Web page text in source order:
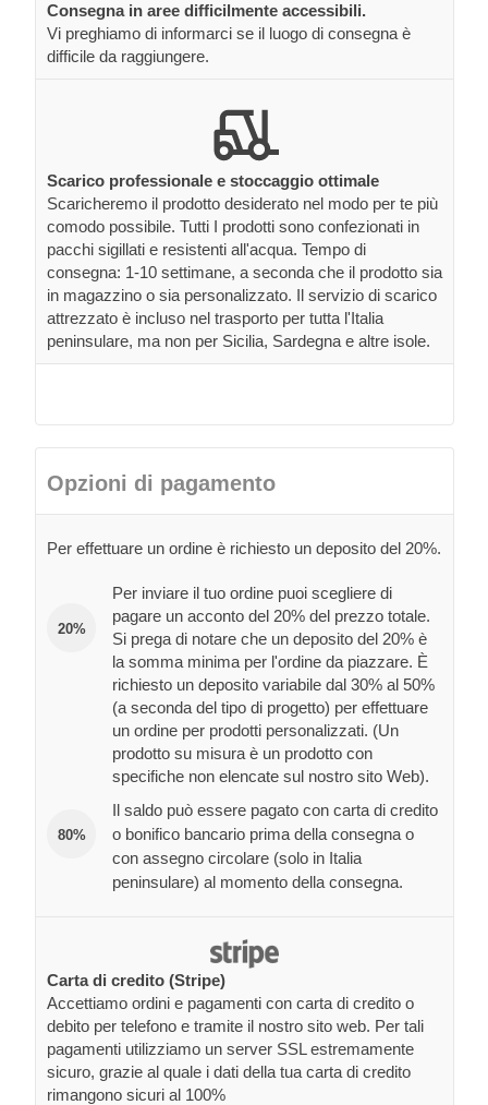
Consegna in aree difficilmente accessibili.
Vi preghiamo di informarci se il luogo di consegna è
difficile da raggiungere.
Scarico professionale e stoccaggio ottimale
Scaricheremo il prodotto desiderato nel modo per te più
comodo possibile. Tutti I prodotti sono confezionati in
pacchi sigillati e resistenti all'acqua. Tempo di
consegna: 1-10 settimane, a seconda che il prodotto sia
in magazzino o sia personalizzato. Il servizio di scarico
attrezzato è incluso nel trasporto per tutta l'Italia
peninsulare, ma non per Sicilia, Sardegna e altre isole.
Opzioni di pagamento
Per effettuare un ordine è richiesto un deposito del 20%.
20%
Per inviare il tuo ordine puoi scegliere di
pagare un acconto del 20% del prezzo totale.
Si prega di notare che un deposito del 20% è
la somma minima per l'ordine da piazzare. È
richiesto un deposito variabile dal 30% al 50%
(a seconda del tipo di progetto) per effettuare
un ordine per prodotti personalizzati. (Un
prodotto su misura è un prodotto con
specifiche non elencate sul nostro sito Web).
80%
Il saldo può essere pagato con carta di credito
o bonifico bancario prima della consegna o
con assegno circolare (solo in Italia
peninsulare) al momento della consegna.
Carta di credito (Stripe)
Accettiamo ordini e pagamenti con carta di credito o
debito per telefono e tramite il nostro sito web. Per tali
pagamenti utilizziamo un server SSL estremamente
sicuro, grazie al quale i dati della tua carta di credito
rimangono sicuri al 100%